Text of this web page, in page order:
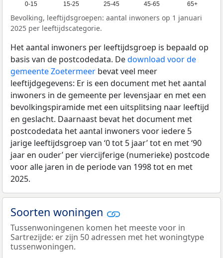
0-15 15-25 25-45 45-65 65+
Bevolking, leeftijdsgroepen: aantal inwoners op 1 januari
2025 per leeftijdscategorie.
Het aantal inwoners per leeftijdsgroep is bepaald op
basis van de postcodedata. Dedownload voor de
gemeente Zoetermeer bevat veel meer
leeftijdgegevens: Er is een document met het aantal
inwoners in de gemeente per levensjaar en met een
bevolkingspiramide met een uitsplitsing naar leeftijd
en geslacht. Daarnaast bevat het document met
postcodedata het aantal inwoners voor iedere 5
jarige leeftijdsgroep van ‘0 tot 5 jaar’ tot en met ‘90
jaar en ouder’ per viercijferige (numerieke) postcode
voor alle jaren in de periode van 1998 tot en met
2025.
Soorten woningen
Tussenwoningenen komen het meeste voor in
Sartrezijde: er zijn 50 adressen met het woningtype
tussenwoningen.